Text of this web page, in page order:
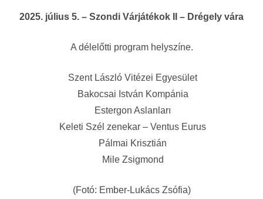
2025. július 5. – Szondi Várjátékok II – Drégely vára
A délelőtti program helyszíne.
Szent László Vitézei Egyesület
Bakocsai István Kompánia
Estergon Aslanları
Keleti Szél zenekar – Ventus Eurus
Pálmai Krisztián
Mile Zsigmond
(Fotó: Ember-Lukács Zsófia)